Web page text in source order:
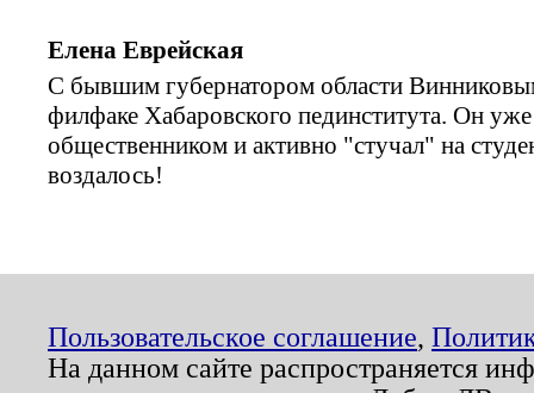
Елена Еврейская
С бывшим губернатором области
филфаке Хабаровского пединститута. Он
общественником и активно "стучал" на
воздалось!
Пользовательское соглашение,
На данном сайте распространяется